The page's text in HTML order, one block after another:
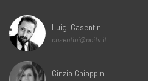
Luigi Casentini
casentini@noitv.it
Cinzia Chiappini